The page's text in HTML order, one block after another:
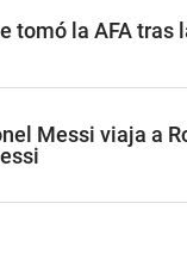
tomó la AFA tras
Messi viaja a